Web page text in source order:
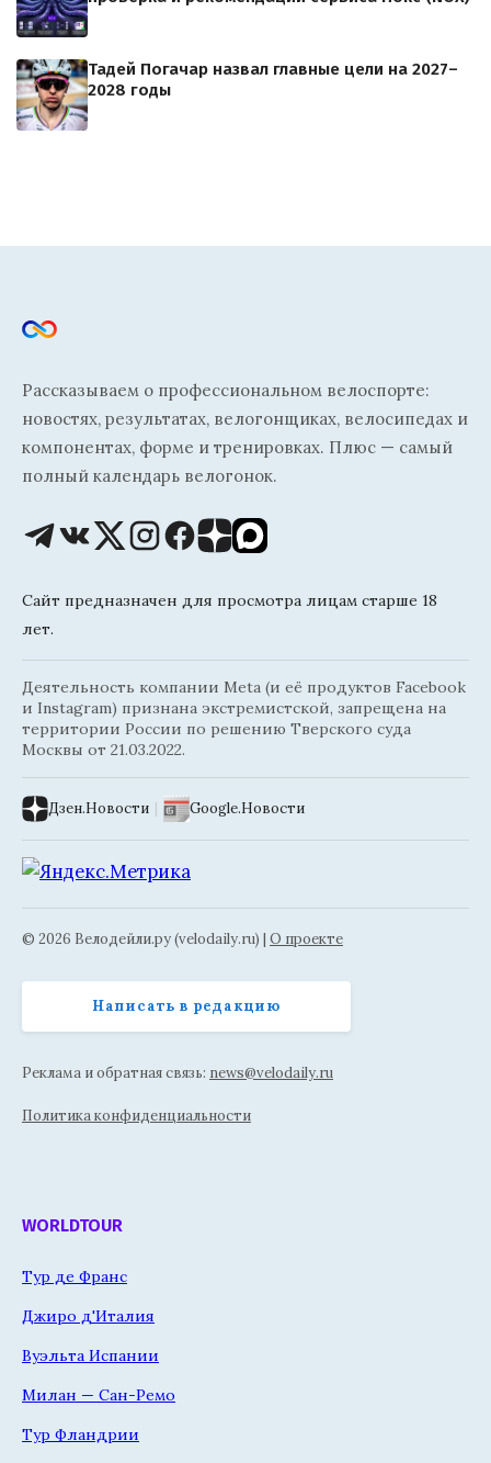
Тадей Погачар назвал главные цели на 2027–
2028 годы
Рассказываем о профессиональном велоспорте:
новостях, результатах, велогонщиках, велосипедах и
компонентах, форме и тренировках. Плюс — самый
полный календарь велогонок.
Сайт предназначен для просмотра лицам старше 18
лет.
Деятельность компании Meta (и её продуктов Facebook
и Instagram) признана экстремистской, запрещена на
территории России по решению Тверского суда
Москвы от 21.03.2022.
Дзен.Новости | Google.Новости
© 2026 Велодейли.ру (velodaily.ru) | О проекте
Написать в редакцию
Реклама и обратная связь: news@velodaily.ru
Политика конфиденциальности
WORLDTOUR
Тур де Франс
Джиро д'Италия
Вуэльта Испании
Милан — Сан-Ремо
Тур Фландрии